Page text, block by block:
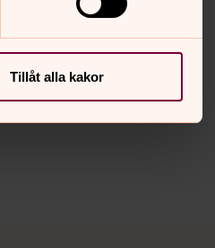
Tillåt alla kakor